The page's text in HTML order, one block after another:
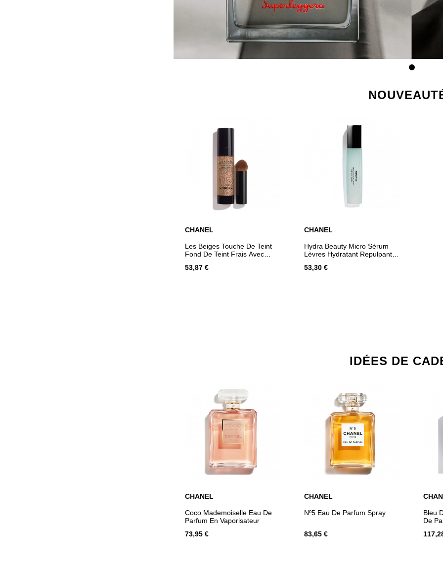
AJOUTER AU PANIER
CHANEL
Les Beiges Touche De Teint
Fond De Teint Frais Avec
53,87 €
AJOUTER AU PANIER
CHANEL
Hydra Beauty Micro Sérum
Lèvres Hydratant Repulpant
53,30 €
IDÉES DE
AJOUTER AU PANIER
CHANEL
Coco Mademoiselle Eau De
Parfum En Vaporisateur
73,95 €
AJOUTER AU PANIER
CHANEL
Nº5 Eau De Parfum Spray
83,65 €
Bleu
De